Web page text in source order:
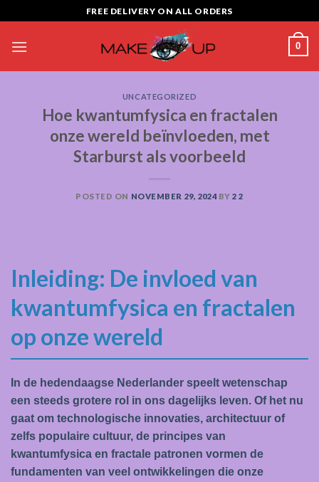
to
content
FREE DELIVERY ON ALL ORDERS
0
UNCATEGORIZED
Hoe kwantumfysica en fractalen
onze wereld beïnvloeden, met
Starburst als voorbeeld
POSTED ON NOVEMBER 29, 2024BY2 2
Inleiding: De invloed van
kwantumfysica en fractalen
op onze wereld
In de hedendaagse Nederlander speelt wetenschap
een steeds grotere rol in ons dagelijks leven. Of het nu
gaat om technologische innovaties, architectuur of
zelfs populaire cultuur, de principes van
kwantumfysica en fractale patronen vormen de
fundamenten van veel ontwikkelingen die onze